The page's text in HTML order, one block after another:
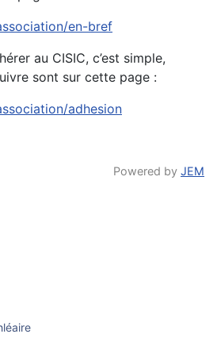
en-bref
au CISIC, c’est simple,
sont sur cette page :
adhesion
Powered by JEM